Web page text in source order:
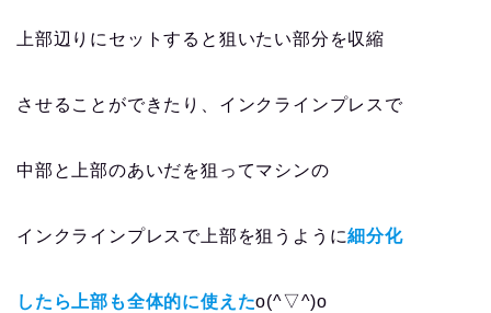
上部辺りにセットすると狙いたい部分を収縮
させることができたり、インクラインプレスで
中部と上部のあいだを狙ってマシンの
インクラインプレスで上部を狙うように細分化
したら上部も全体的に使えたo(^▽^)o